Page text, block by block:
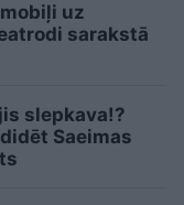
uz
sarakstā
slepkava!?
Saeimas